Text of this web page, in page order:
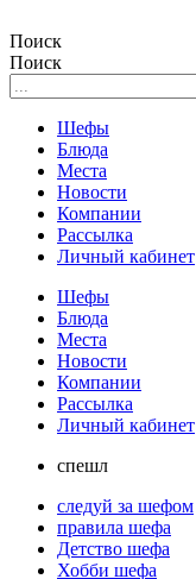
Поиск
Поиск
Шефы
Блюда
Места
Новости
Компании
Рассылка
Личный кабинет
Шефы
Блюда
Места
Новости
Компании
Рассылка
Личный кабинет
спешл
следуй за шефом
правила шефа
Детство шефа
Хобби шефа